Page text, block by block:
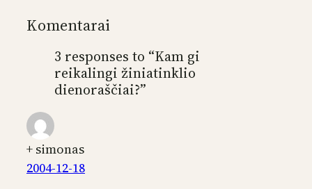
Komentarai
3 responses to “Kam gi
reikalingi žiniatinklio
dienoraščiai?”
+ simonas
2004-12-18